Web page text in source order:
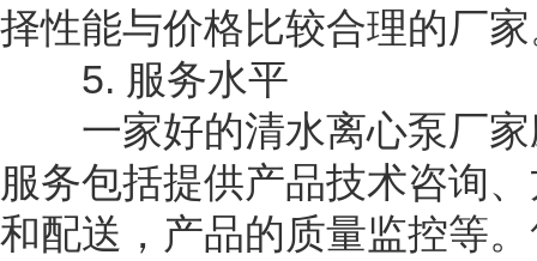
择性能与价格比较合理的厂
5. 服务水平
一家好的清水离心泵厂家
服务包括提供产品技术咨询
和配送，产品的质量监控等